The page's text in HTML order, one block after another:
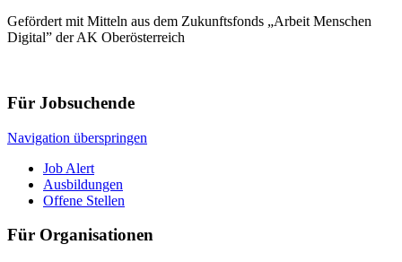
Gefördert mit Mitteln aus dem Zukunftsfonds „Arbeit Menschen
Digital” der AK Oberösterreich
Für Jobsuchende
Navigation überspringen
Job Alert
Ausbildungen
Offene Stellen
Für Organisationen